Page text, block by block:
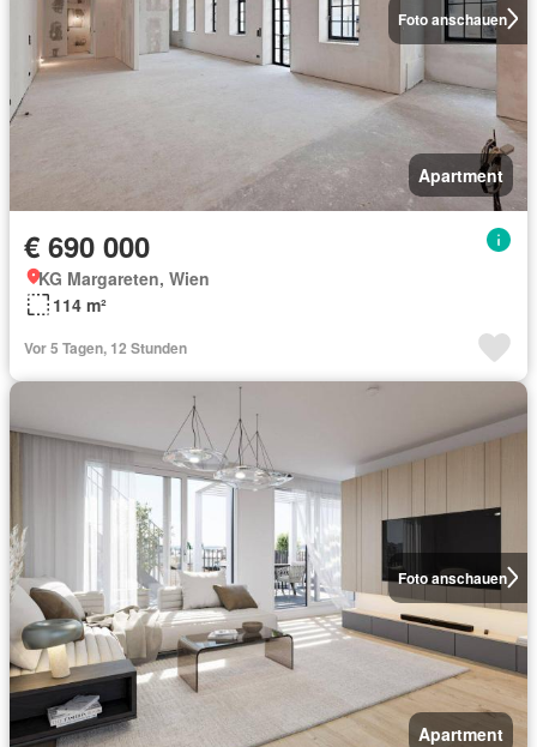
Foto anschauen
Apartment
€ 690 000
KG Margareten, Wien
114 m²
Vor 5 Tagen, 12 Stunden
Foto anschauen
Apartment